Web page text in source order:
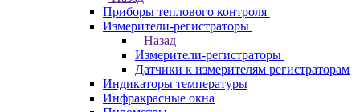
Приборы теплового контроля
Измерители-регистраторы
Назад
Измерители-регистраторы
Датчики к измерителям регистраторам
Индикаторы температуры
Инфракрасные окна